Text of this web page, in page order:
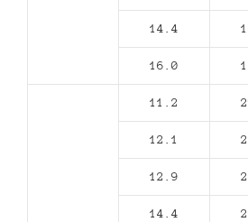
14.4
16.0
11.2
12.1
12.9
14.4